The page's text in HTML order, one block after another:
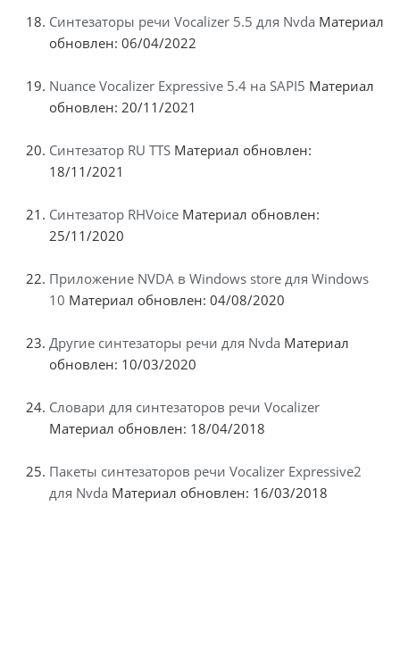
Синтезаторы речи Vocalizer 5.5 для Nvda Материал
обновлен: 06/04/2022
Nuance Vocalizer Expressive 5.4 на SAPI5 Материал
обновлен: 20/11/2021
Синтезатор RU TTS Материал обновлен:
18/11/2021
Синтезатор RHVoice Материал обновлен:
25/11/2020
Приложение NVDA в Windows store для Windows
10 Материал обновлен: 04/08/2020
Другие синтезаторы речи для Nvda Материал
обновлен: 10/03/2020
Словари для синтезаторов речи Vocalizer
Материал обновлен: 18/04/2018
Пакеты синтезаторов речи Vocalizer Expressive2
для Nvda Материал обновлен: 16/03/2018